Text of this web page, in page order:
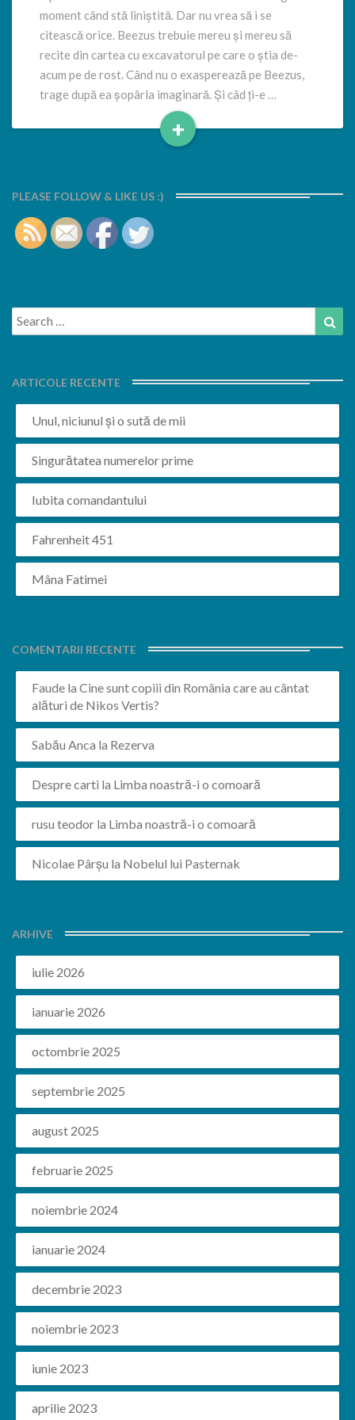
moment când stă liniștită. Dar nu vrea să i se
citească orice. Beezus trebuie mereu și mereu să
recite din cartea cu excavatorul pe care o știa de-
acum pe de rost. Când nu o exasperează pe Beezus,
trage după ea șopârla imaginară. Și câd ți-e …
+
Read
PLEASE FOLLOW & LIKE US :)
Search
for:
ARTICOLE RECENTE
Unul, niciunul și o sută de mii
Singurătatea numerelor prime
Iubita comandantului
Fahrenheit 451
Mâna Fatimei
COMENTARII RECENTE
Faude la Cine sunt copiii din România care au cântat
alături de Nikos Vertis?
Sabău Anca la Rezerva
Despre carti la Limba noastră-i o comoară
rusu teodor la Limba noastră-i o comoară
Nicolae Pârșu la Nobelul lui Pasternak
ARHIVE
iulie 2026
ianuarie 2026
octombrie 2025
septembrie 2025
august 2025
februarie 2025
noiembrie 2024
ianuarie 2024
decembrie 2023
noiembrie 2023
iunie 2023
aprilie 2023